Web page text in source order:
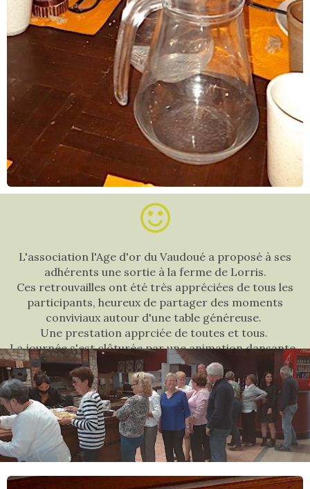
L'association l'Age d'or du Vaudoué a proposé à ses
adhérents une sortie à la ferme de Lorris.
Ces retrouvailles ont été très appréciées de tous les
participants, heureux de partager des moments
conviviaux autour d'une table généreuse.
Une prestation apprciée de toutes et tous.
La journée s'est clôturée par une animation dansante.